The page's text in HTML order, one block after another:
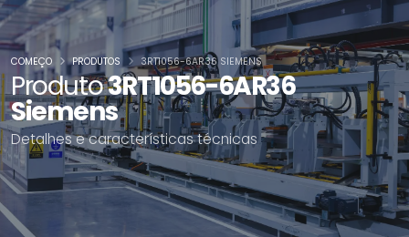
Produto3RT1056-6AR36
Siemens
Detalhes e características técnicas
COMEÇO PRODUTOS 3RT1056-6AR36 SIEMENS